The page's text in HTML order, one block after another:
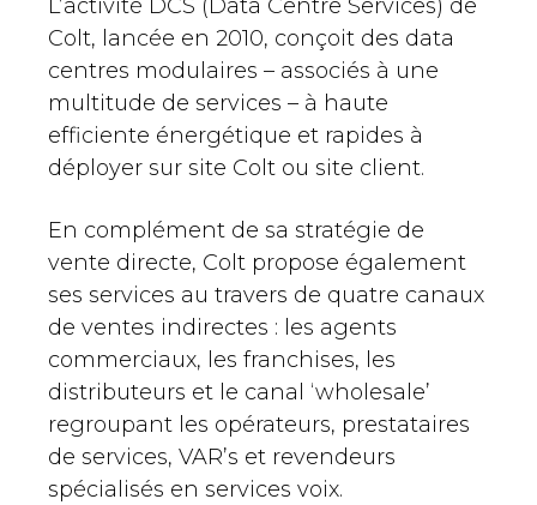
L’activité DCS (Data Centre Services) de
Colt, lancée en 2010, conçoit des data
centres modulaires – associés à une
multitude de services – à haute
efficiente énergétique et rapides à
déployer sur site Colt ou site client.
En complément de sa stratégie de
vente directe, Colt propose également
ses services au travers de quatre canaux
de ventes indirectes : les agents
commerciaux, les franchises, les
distributeurs et le canal ‘wholesale’
regroupant les opérateurs, prestataires
de services, VAR’s et revendeurs
spécialisés en services voix.